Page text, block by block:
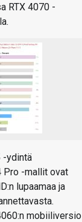
RTX 4070 -
-ydintä
Pro -mallit ovat
lupaamaa ja
mobiiliversio